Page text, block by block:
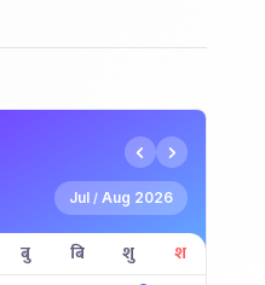
Jul / Aug 2026
बु बि शु श